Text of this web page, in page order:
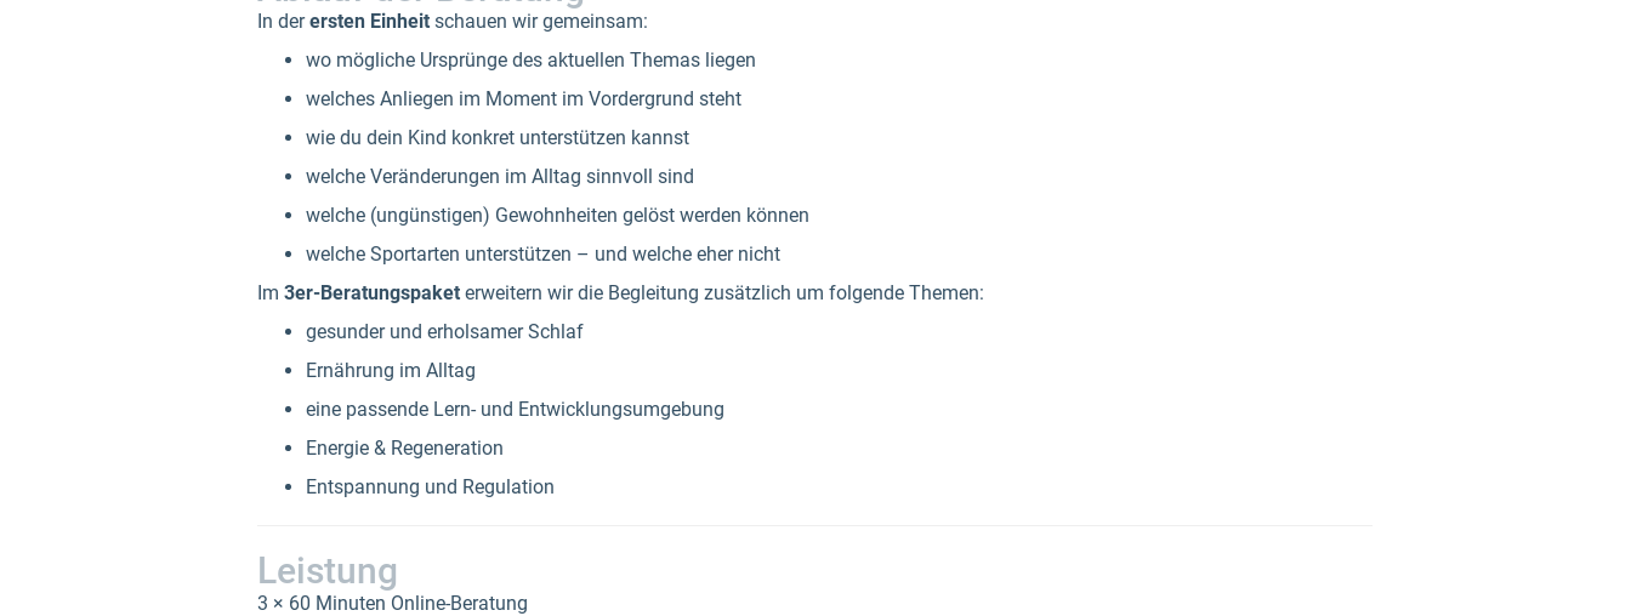
In derersten Einheit schauen wir gemeinsam:
wo mögliche Ursprünge des aktuellen Themas liegen
welches Anliegen im Moment im Vordergrund steht
wie du dein Kind konkret unterstützen kannst
welche Veränderungen im Alltag sinnvoll sind
welche (ungünstigen) Gewohnheiten gelöst werden können
welche Sportarten unterstützen – und welche eher nicht
Im 3er-Beratungspaket erweitern wir die Begleitung zusätzlich um folgende Themen:
gesunder und erholsamer Schlaf
Ernährung im Alltag
eine passende Lern- und Entwicklungsumgebung
Energie & Regeneration
Entspannung und Regulation
Leistung
3 × 60 Minuten Online-Beratung